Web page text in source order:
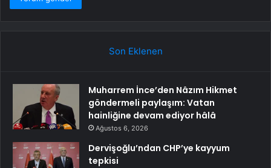
Son Eklenen
Muharrem İnce’den Nâzım Hikmet
göndermeli paylaşım: Vatan
hainliğine devam ediyor hâlâ
Ağustos 6, 2026
Dervişoğlu’ndan CHP’ye kayyum
tepkisi